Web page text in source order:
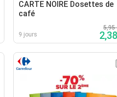
CARTE NOIRE Dosettes de
café
9 jours
5,95